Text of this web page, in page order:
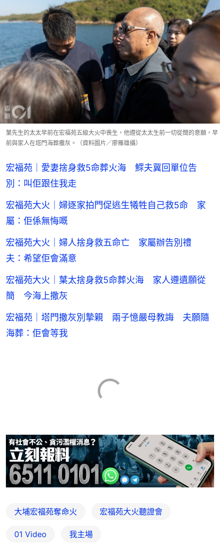
葉先生的太太早前在宏福苑五級大火中喪生，他遵從太太生前一切從簡的意願，早
前與家人在塔門海葬撒灰。（資料圖片／廖雁雄攝）
宏福苑｜愛妻捨身救5命葬火海 鰥夫冀回單位告
別：叫佢跟住我走
宏福苑大火｜婦逐家拍門促逃生犧牲自己救5命 家
屬：佢係無悔嘅
宏福苑大火｜婦人捨身救五命亡 家屬辦告別禮
夫：希望佢會滿意
宏福苑大火｜葉太捨身救5命葬火海 家人遵遺願從
簡 今海上撒灰
宏福苑｜塔門撒灰別摯親 兩子憶嚴母教誨 夫願隨
海葬：佢會等我
大埔宏福苑奪命火 宏福苑大火聽證會
01 Video 我主場